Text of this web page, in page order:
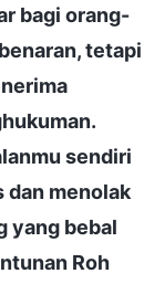
bagi orang-
tetapi
sendiri
dan menolak
yang bebal
Roh